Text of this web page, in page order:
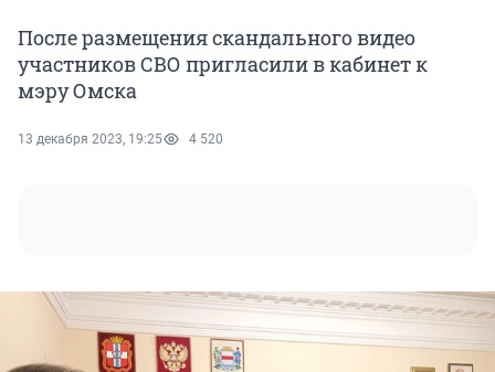
После размещения скандального видео
участников СВО пригласили в кабинет к
мэру Омска
13 декабря 2023, 19:25 4 520